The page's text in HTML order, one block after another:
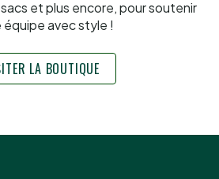
et plus encore, pour soutenir
avec style !
LA BOUTIQUE